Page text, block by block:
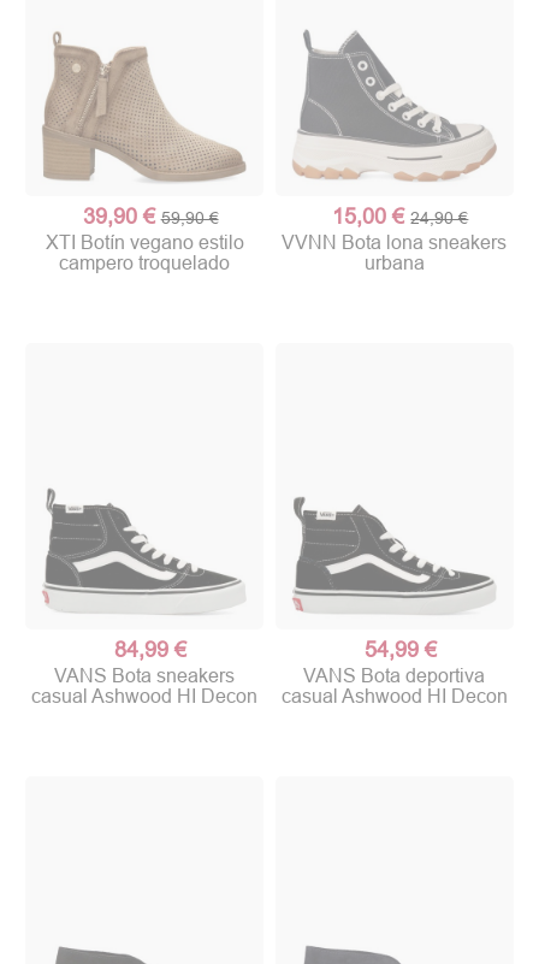
39,90 € 59,90 €
XTI Botín vegano estilo
campero troquelado
15,00 € 24,90 €
VVNN Bota lona sneakers
urbana
84,99 €
VANS Bota sneakers
casual Ashwood HI Decon
54,99 €
VANS Bota deportiva
casual Ashwood HI Decon